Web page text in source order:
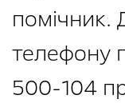
помічник.
телефону
500-104